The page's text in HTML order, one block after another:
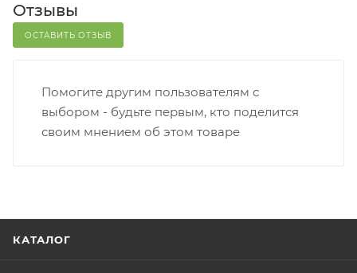
Отзывы
ОСТАВИТЬ ОТЗЫВ
Помогите другим пользователям с
выбором - будьте первым, кто поделится
своим мнением об этом товаре
КАТАЛОГ